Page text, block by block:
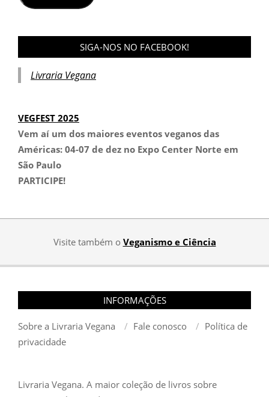
SIGA-NOS NO FACEBOOK!
Livraria Vegana
VEGFEST 2025
Vem aí um dos maiores eventos veganos das
Américas: 04-07 de dez no Expo Center Norte em
São Paulo
PARTICIPE!
Visite também o Veganismo e Ciência
INFORMAÇÕES
Sobre a Livraria Vegana Fale conosco
Política de
privacidade
Livraria Vegana. A maior coleção de livros sobre